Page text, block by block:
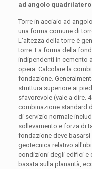
ad angolo quadrilatero.
Torre in acciaio ad
una forma comune di
L'altezza della torre è
torre. La forma della
indipendenti in cemento
opera. Calcolare la
fondazione.
struttura superiore ai
sfavorevole (vale a dire.
combinazione standard
di servizio normale
sollevamento e forza di
fondazione deve
geotecnica relativo
condizioni degli edifici e
basata sulla planarità,